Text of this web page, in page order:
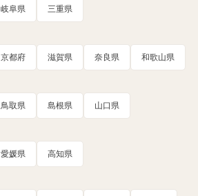
岐阜県 三重県
京都府 滋賀県 奈良県 和歌山県
鳥取県 島根県 山口県
愛媛県 高知県